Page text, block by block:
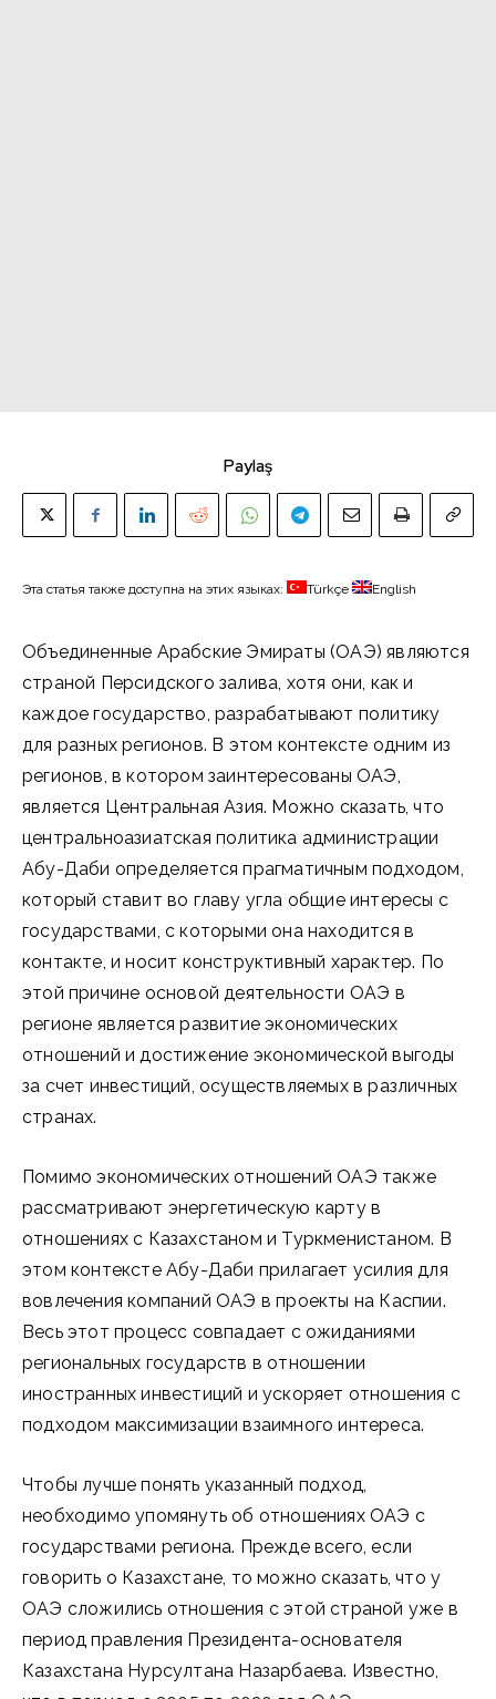
Paylaş
Эта статья также доступна на этих языках: Türkçe English
Объединенные Арабские Эмираты (ОАЭ) являются
страной Персидского залива, хотя они, как и
каждое государство, разрабатывают политику
для разных регионов. В этом контексте одним из
регионов, в котором заинтересованы ОАЭ,
является Центральная Азия. Можно сказать, что
центральноазиатская политика администрации
Абу-Даби определяется прагматичным подходом,
который ставит во главу угла общие интересы с
государствами, с которыми она находится в
контакте, и носит конструктивный характер. По
этой причине основой деятельности ОАЭ в
регионе является развитие экономических
отношений и достижение экономической выгоды
за счет инвестиций, осуществляемых в различных
странах.
Помимо экономических отношений ОАЭ также
рассматривают энергетическую карту в
отношениях с Казахстаном и Туркменистаном. В
этом контексте Абу-Даби прилагает усилия для
вовлечения компаний ОАЭ в проекты на Каспии.
Весь этот процесс совпадает с ожиданиями
региональных государств в отношении
иностранных инвестиций и ускоряет отношения с
подходом максимизации взаимного интереса.
Чтобы лучше понять указанный подход,
необходимо упомянуть об отношениях ОАЭ с
государствами региона. Прежде всего, если
говорить о Казахстане, то можно сказать, что у
ОАЭ сложились отношения с этой страной уже в
период правления Президента-основателя
Казахстана Нурсултана Назарбаева. Известно,